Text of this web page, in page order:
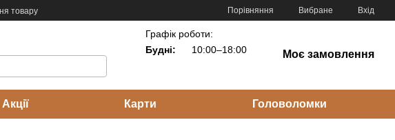
товару
Порівняння Вибране Вхід
Графік роботи:
Будні:
10:00–18:00 Моє замовлення
Акції Карти Головоломки